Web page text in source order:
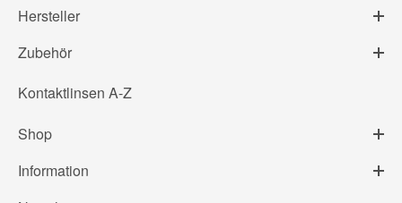
Hersteller
Zubehör
Kontaktlinsen A-Z
Shop
Information